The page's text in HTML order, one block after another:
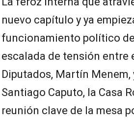
nuevo capítulo y ya
funcionamiento político
escalada de tensión entre
Diputados, Martín
Santiago Caputo, la Casa
reunión clave de la mesa